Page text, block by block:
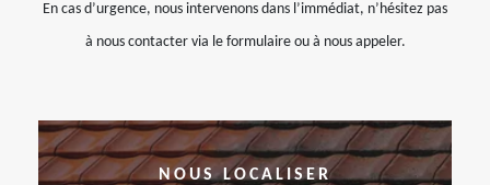
En cas d’urgence, nous intervenons dans l’immédiat, n’hésitez pas
à nous contacter via le formulaire ou à nous appeler.
NOUS LOCALISER